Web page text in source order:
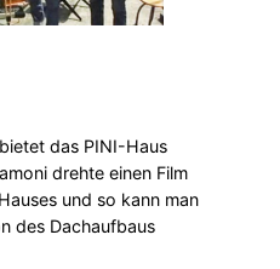
das PINI-Haus
drehte einen Film
und so kann man
des Dachaufbaus